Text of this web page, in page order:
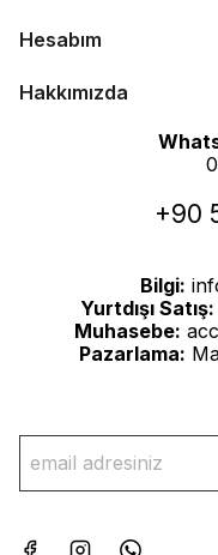
Hesabım
Hakkımızda
+90
Bilgi:
Yurtdışı Satış:
Muhasebe:
Pazarlama: